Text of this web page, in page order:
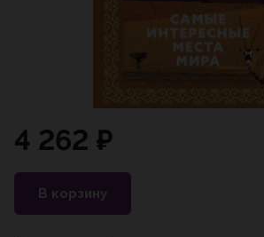
4 262 ₽
В корзину